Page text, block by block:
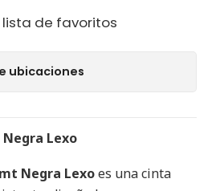
de favoritos
ubicaciones
Lexo
Negra Lexoes una cinta